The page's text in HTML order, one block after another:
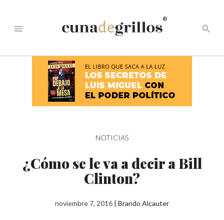
menu
®
search
NOTICIAS
¿Cómo se le va a decir a Bill
Clinton?
noviembre 7, 2016 | Brando Alcauter